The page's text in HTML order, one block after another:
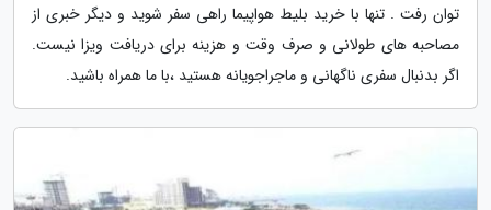
توان رفت . تنها با خرید بلیط هواپیما راهی سفر شوید و دیگر خبری از
مصاحبه های طولانی و صرف وقت و هزینه برای دریافت ویزا نیست.
اگر بدنبال سفری ناگهانی و ماجراجویانه هستید ،با ما همراه باشید.